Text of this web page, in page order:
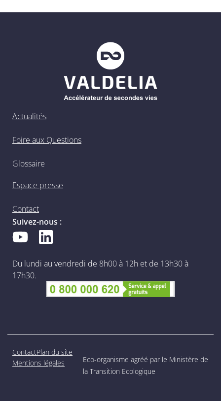
Actualités
Foire aux Questions
Glossaire
Espace presse
Contact
Suivez-nous :
Du lundi au vendredi de 8h00 à 12h et de 13h30 à
17h30.
ContactPlan du site
Mentions légales
Eco-organisme agréé par le Ministère de
la Transition Ecologique